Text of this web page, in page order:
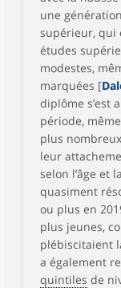
une
supérieur, qui
études
modestes,
marquées [
diplôme s’est
période,
plus
leur
selon l’âge et
quasiment
ou plus en
plus jeunes,
plébiscitaient
a également
quintiles de